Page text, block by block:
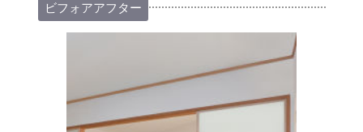
ビフォアアフター